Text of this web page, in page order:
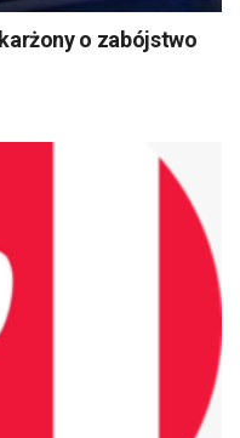
o zabójstwo